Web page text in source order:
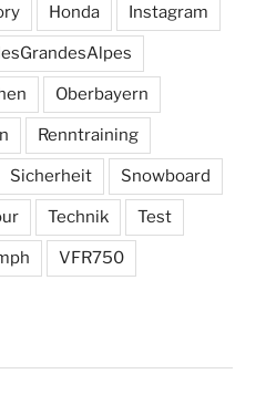
Honda Instagram
Oberbayern
Renntraining
Sicherheit Snowboard
Technik Test
VFR750